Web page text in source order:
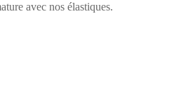
avec nos élastiques.